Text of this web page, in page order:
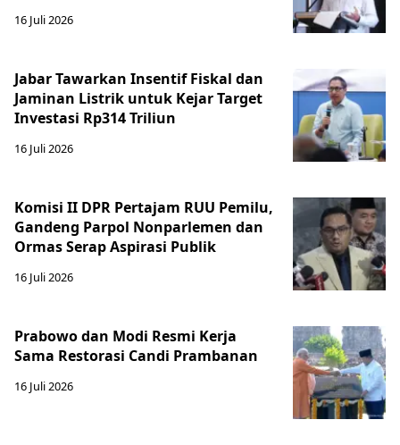
16 Juli 2026
Jabar Tawarkan Insentif Fiskal dan
Jaminan Listrik untuk Kejar Target
Investasi Rp314 Triliun
16 Juli 2026
Komisi II DPR Pertajam RUU Pemilu,
Gandeng Parpol Nonparlemen dan
Ormas Serap Aspirasi Publik
16 Juli 2026
Prabowo dan Modi Resmi Kerja
Sama Restorasi Candi Prambanan
16 Juli 2026